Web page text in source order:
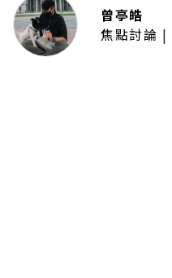
曾亭皓
焦點討論 |